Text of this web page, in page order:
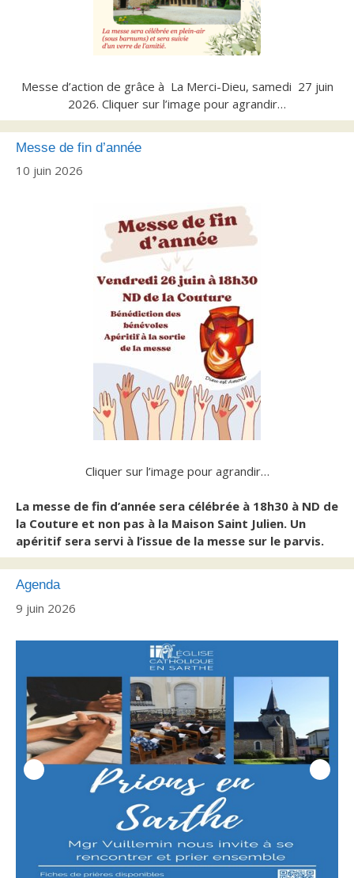
Messe d’action de grâce à La Merci-Dieu, samedi 27 juin
2026. Cliquer sur l’image pour agrandir…
Messe de fin d’année
10 juin 2026
Cliquer sur l’image pour agrandir…
La messe de fin d’année sera célébrée à 18h30 à ND de
la Couture et non pas à la Maison Saint Julien. Un
apéritif sera servi à l’issue de la messe sur le parvis.
Agenda
9 juin 2026